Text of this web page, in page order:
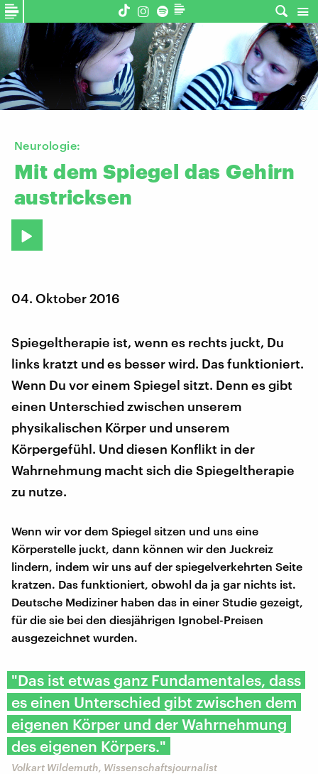
©
Neurologie:
Mit dem Spiegel das Gehirn
austricksen
04. Oktober 2016
Spiegeltherapie ist, wenn es rechts juckt, Du
links kratzt und es besser wird. Das funktioniert.
Wenn Du vor einem Spiegel sitzt. Denn es gibt
einen Unterschied zwischen unserem
physikalischen Körper und unserem
Körpergefühl. Und diesen Konflikt in der
Wahrnehmung macht sich die Spiegeltherapie
zu nutze.
Wenn wir vor dem Spiegel sitzen und uns eine
Körperstelle juckt, dann können wir den Juckreiz
lindern, indem wir uns auf der spiegelverkehrten Seite
kratzen. Das funktioniert, obwohl da ja gar nichts ist.
Deutsche Mediziner haben das in einer Studie gezeigt,
für die sie bei den diesjährigen Ignobel-Preisen
ausgezeichnet wurden.
"Das ist etwas ganz Fundamentales, dass
es einen Unterschied gibt zwischen dem
eigenen Körper und der Wahrnehmung
des eigenen Körpers."
Volkart Wildemuth, Wissenschaftsjournalist